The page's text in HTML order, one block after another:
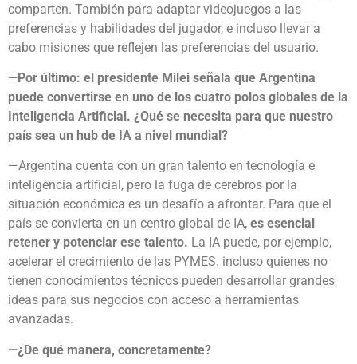
comparten. También para adaptar videojuegos a las
preferencias y habilidades del jugador, e incluso llevar a
cabo misiones que reflejen las preferencias del usuario.
—Por último: el presidente Milei señala que Argentina
puede convertirse en uno de los cuatro polos globales de la
Inteligencia Artificial. ¿Qué se necesita para que nuestro
país sea un hub de IA a nivel mundial?
—Argentina cuenta con un gran talento en tecnología e
inteligencia artificial, pero la fuga de cerebros por la
situación económica es un desafío a afrontar. Para que el
país se convierta en un centro global de IA, es esencial
retener y potenciar ese talento. La IA puede, por ejemplo,
acelerar el crecimiento de las PYMES. incluso quienes no
tienen conocimientos técnicos pueden desarrollar grandes
ideas para sus negocios con acceso a herramientas
avanzadas.
—¿De qué manera, concretamente?